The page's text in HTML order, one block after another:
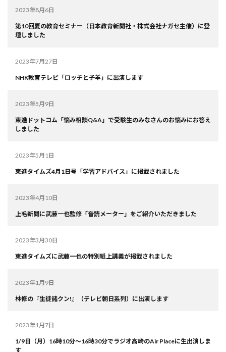
2023年8月6日
第10回夏の教育セミナー（日本教育新聞社・株式会社ナガセ主催）に登
壇しました
2023年7月27日
NHK教育テレビ「ロッチと子羊」に出演します
2023年5月9日
東進ドットコム「悩み相談Q&A」で受験生のみなさんのお悩みにお答え
しました
2023年5月1日
東進タイムズ4月1日号「学習アドバイス」に掲載されました
2023年4月10日
上毛新聞に武藤一也監修「音読メーター」をご紹介いただきました
2023年3月30日
東進タイムズに武藤一也の特別紙上講義が掲載されました
2023年1月9日
林修の『生徒諸クン!』（テレビ朝日系列）に出演します
2023年1月7日
1/9日（月）16時10分～16時30分でラジオ高崎のAir Placeに生出演しま
す